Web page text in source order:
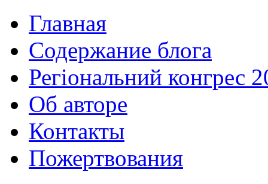
Главная
Содержание блога
Регіональний конгрес
Об авторе
Контакты
Пожертвования